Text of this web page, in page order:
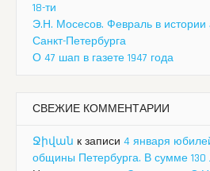
18-ти
Э.Н. Мосесов. Февраль в
Санкт-Петербурга
О 47 шап в газете 1947 года
СВЕЖИЕ КОММЕНТАРИИ
Ջիվան к записи 4 января
общины Петербурга. В сумме 130